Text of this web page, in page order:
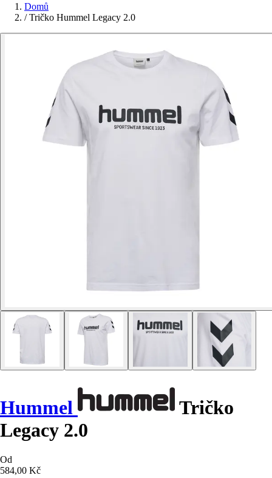
Domů
/ Tričko Hummel Legacy 2.0
Hummel
Tričko
Legacy 2.0
Od
584,00 Kč